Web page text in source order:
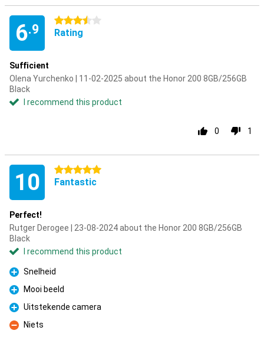
6.9
3.5 stars
Rating
Sufficient
Olena Yurchenko | 11-02-2025 about the Honor 200 8GB/256GB
Black
I recommend this product
0 1
10 5 stars
Fantastic
Perfect!
Rutger Derogee | 23-08-2024 about the Honor 200 8GB/256GB
Black
I recommend this product
Pro
Snelheid
Pro
Mooi beeld
Pro
Uitstekende camera
Con
Niets